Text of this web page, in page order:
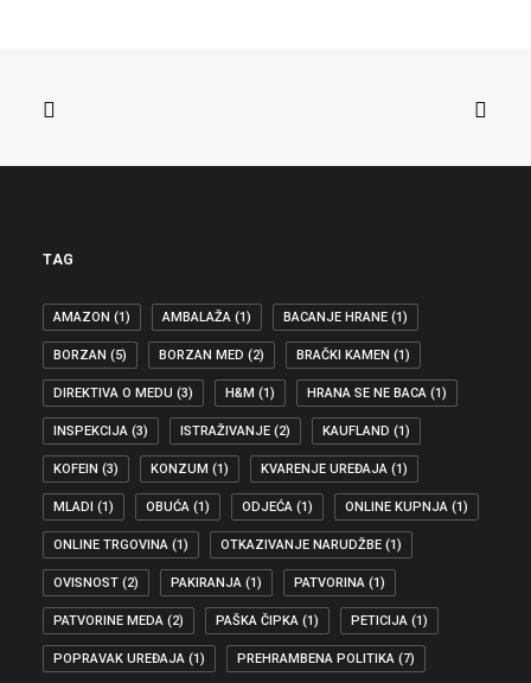
TAG
AMAZON (1) AMBALAŽA (1) BACANJE HRANE (1)
BORZAN (5) BORZAN MED (2) BRAČKI KAMEN (1)
DIREKTIVA O MEDU (3) H&M (1) HRANA SE NE BACA (1)
INSPEKCIJA (3) ISTRAŽIVANJE (2) KAUFLAND (1)
KOFEIN (3) KONZUM (1) KVARENJE UREĐAJA (1)
MLADI (1) OBUĆA (1) ODJEĆA (1) ONLINE KUPNJA (1)
ONLINE TRGOVINA (1) OTKAZIVANJE NARUDŽBE (1)
OVISNOST (2) PAKIRANJA (1) PATVORINA (1)
PATVORINE MEDA (2) PAŠKA ČIPKA (1) PETICIJA (1)
POPRAVAK UREĐAJA (1) PREHRAMBENA POLITIKA (7)